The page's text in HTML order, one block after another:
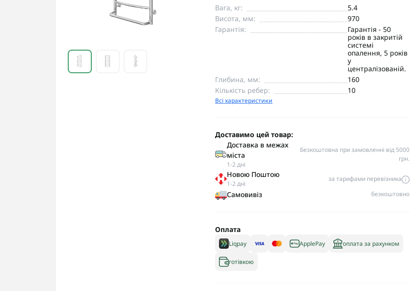
Вага, кг:
5.4
Висота, мм:
970
Гарантія:
Гарантія - 50
років в закритій
системі
опалення, 5 років
у
централізованій.
Глибина, мм:
160
Кількість ребер:
10
Всі характеристики
Доставимо цей товар:
Доставка в межах
міста
1-2 дні
Безкоштовна при замовленні від 5000
грн.
Новою Поштою
1-2 дні
за тарифами перевізника
Самовивіз безкоштовно
Оплата
Liqpay ApplePay оплата за рахунком
готівкою